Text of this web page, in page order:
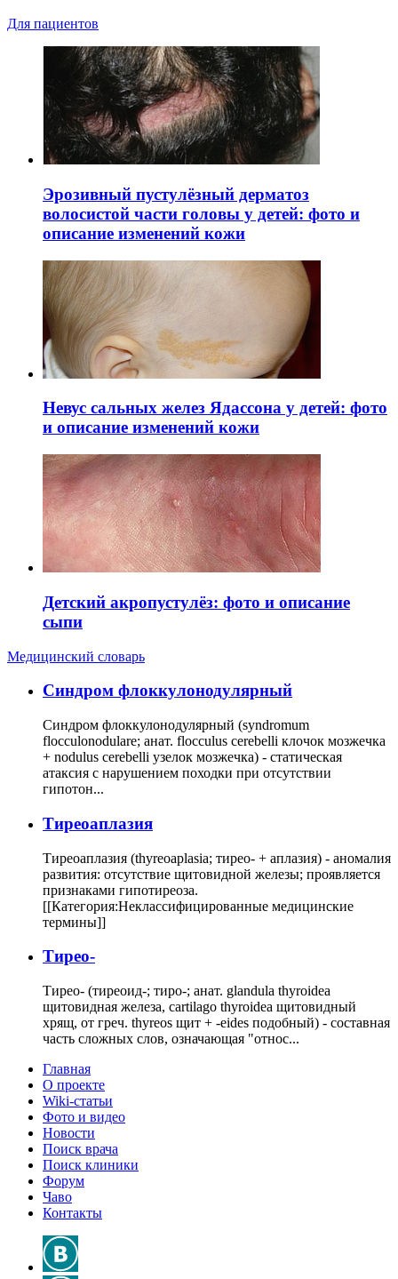
Для пациентов
Эрозивный пустулёзный дерматоз
волосистой части головы у детей: фото и
описание изменений кожи
Невус сальных желез Ядассона у детей: фото
и описание изменений кожи
Детский акропустулёз: фото и описание
сыпи
Медицинский словарь
Cиндром флоккулонодулярный
Синдром флоккулонодулярный (syndromum
flocculonodulare; анат. flocculus cerebelli клочок мозжечка
+ nodulus cerebelli узелок мозжечка) - статическая
атаксия с нарушением походки при отсутствии
гипотон...
Тиреоаплазия
Тиреоаплазия (thyreoaplasia; тирео- + аплазия) - аномалия
развития: отсутствие щитовидной железы; проявляется
признаками гипотиреоза.
[[Категория:Неклассифицированные медицинские
термины]]
Тирео-
Тирео- (тиреоид-; тиро-; анат. glandula thyroidea
щитовидная железа, cartilago thyroidea щитовидный
хрящ, от греч. thyreos щит + -eides подобный) - составная
часть сложных слов, означающая "относ...
Главная
О проекте
Wiki-статьи
Фото и видео
Новости
Поиск врача
Поиск клиники
Форум
Чаво
Контакты